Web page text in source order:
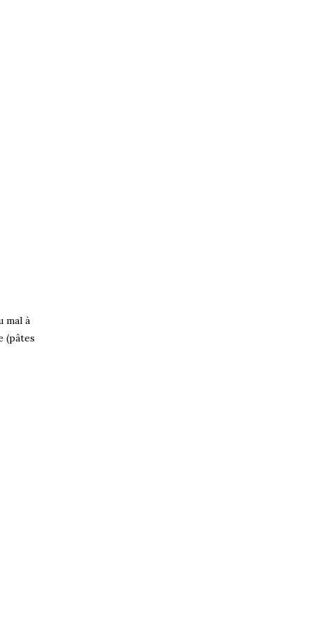
mal à
(pâtes